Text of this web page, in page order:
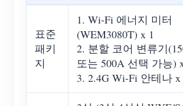
표준
패키
지
1. Wi-Fi 에너지 미터
(WEM3080T) x 1
2. 분할 코어 변류기
또는 500A 선택 가능)
3. 2.4G Wi-Fi 안테나 x